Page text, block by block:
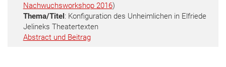
Nachwuchsworkshop 2016)
Thema/Titel: Konfiguration des Unheimlichen in Elfriede
Jelineks Theatertexten
Abstract und Beitrag